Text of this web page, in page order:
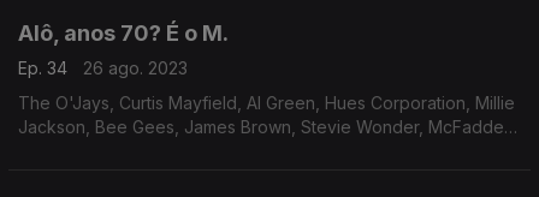
Alô, anos 70? É o M.
Ep. 34
26 ago. 2023
The O'Jays, Curtis Mayfield, Al Green, Hues Corporation, Millie
Jackson, Bee Gees, James Brown, Stevie Wonder, McFadden